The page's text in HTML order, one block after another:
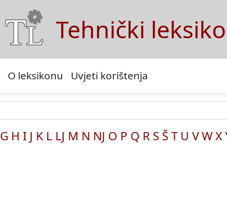
Tehnički
O leksikonu Uvjeti korištenja
G H I J K L LJ M N NJ O P Q R S Š T U VWX